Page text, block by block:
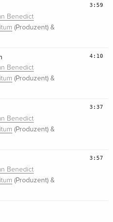
Benedict
(Produzent) &
3:59
Benedict
(Produzent) &
4:10
Benedict
(Produzent) &
3:37
Benedict
(Produzent) &
3:57